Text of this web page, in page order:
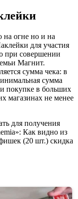
на огне но и на
для участия
при совершении
Магнит.
сумма чека: в
сумма
покупке в больших
магазинах не менее
для получения
Как видно из
(20 шт.) скидка